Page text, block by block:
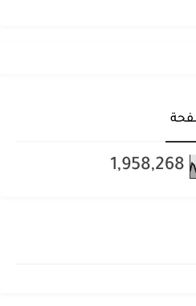
1,958,268